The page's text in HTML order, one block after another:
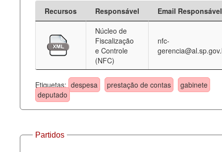
Recursos Responsável
Email Responsável
Núcleo de
Fiscalização
e Controle
(NFC)
nfc-
Etiquetas: despesa prestação de contas
gabinete
deputado
Partidos